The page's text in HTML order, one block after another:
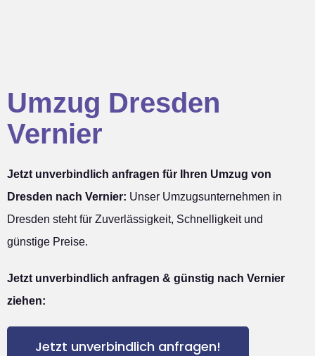
Umzug Dresden
Vernier
Jetzt unverbindlich anfragen für Ihren Umzug von
Dresden nach Vernier: Unser Umzugsunternehmen in
Dresden steht für Zuverlässigkeit, Schnelligkeit und
günstige Preise.
Jetzt unverbindlich anfragen & günstig nach Vernier
ziehen:
Jetzt unverbindlich anfragen!